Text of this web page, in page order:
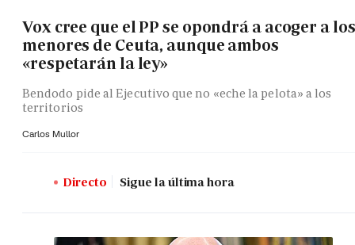
Vox cree que el PP se opondrá a acoger a los
menores de Ceuta, aunque ambos
«respetarán la ley»
Bendodo pide al Ejecutivo que no «eche la pelota» a los
territorios
Carlos Mullor
Directo Sigue la última hora